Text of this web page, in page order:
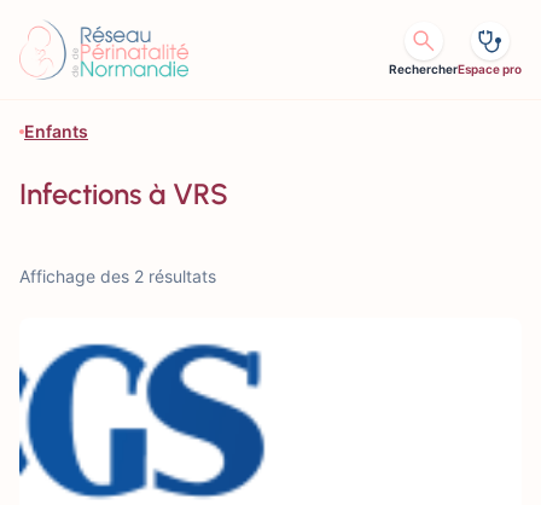
RechercherEspace pro
Enfants
Infections à VRS
Affichage des 2 résultats